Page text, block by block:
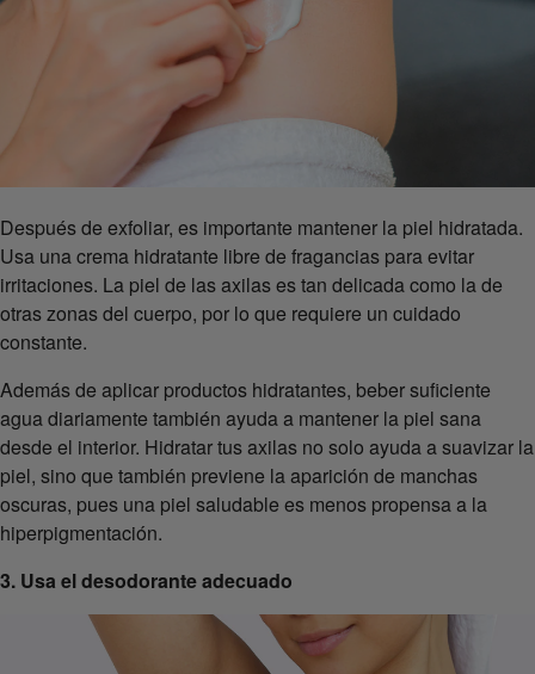
Después de exfoliar, es importante mantener la piel hidratada.
Usa una crema hidratante libre de fragancias para evitar
irritaciones. La piel de las axilas es tan delicada como la de
otras zonas del cuerpo, por lo que requiere un cuidado
constante.
Además de aplicar productos hidratantes, beber suficiente
agua diariamente también ayuda a mantener la piel sana
desde el interior. Hidratar tus axilas no solo ayuda a suavizar la
piel, sino que también previene la aparición de manchas
oscuras, pues una piel saludable es menos propensa a la
hiperpigmentación.
3. Usa el desodorante adecuado